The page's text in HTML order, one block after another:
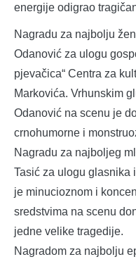
energije odigrao
Nagradu za najbolju
Odanović za ulogu
pjevačica“ Centra za
Markovića. Vrhunskim
Odanović na scenu je
crnohumorne i
Nagradu za najboljeg
Tasić za ulogu glasnika
je minucioznom i
sredstvima na scenu
jedne velike tragedije.
Nagradom za najbolju